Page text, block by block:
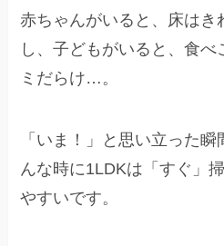
赤ちゃんがいると、床はき
し、子どもがいると、食
ミだらけ…。
「いま！」と思い立った
んな時に1LDKは「すぐ」
やすいです。